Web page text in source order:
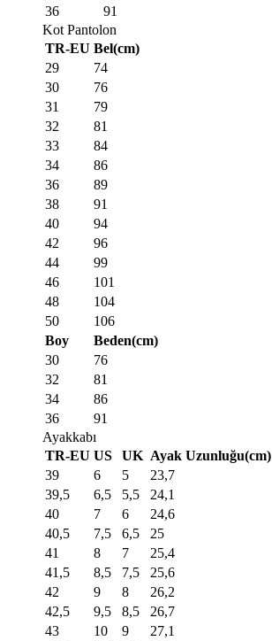
36
91
Kot Pantolon
TR-EU Bel(cm)
29
74
30
76
31
79
32
81
33
84
34
86
36
89
38
91
40
94
42
96
44
99
46
101
48
104
50
106
Boy
Beden(cm)
30
76
32
81
34
86
36
91
Ayakkabı
TR-EU US UK Ayak Uzunluğu(cm)
39
6 5
23,7
39,5
6,5 5,5
24,1
40
7 6
24,6
40,5
7,5 6,5
25
41
8 7
25,4
41,5
8,5 7,5
25,6
42
9 8
26,2
42,5
9,5 8,5
26,7
43
10 9
27,1